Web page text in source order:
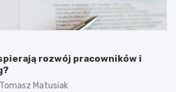
rozwój pracowników i
Tomasz Matusiak